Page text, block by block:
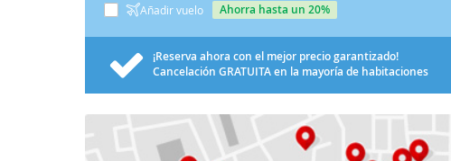
Añadir vuelo ahorra hasta un 20%
¡Reserva ahora con el mejor precio garantizado!
Cancelación GRATUITAen la mayoría de habitaciones